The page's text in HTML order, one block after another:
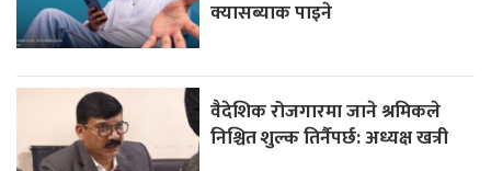
क्यासब्याक पाइने
वैदेशिक रोजगारमा जाने श्रमिकले
निश्चित शुल्क तिर्नैपर्छ: अध्यक्ष खत्री